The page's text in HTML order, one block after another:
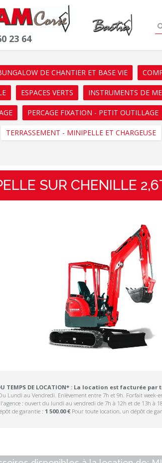
23 64
DE CHANTIER ET BASE VIE
ESPACES VERTS INSTRUMENTS DE
PERCAGE FIXATION - PETIT OUTILLAGE
TERRASSEMENT - MINIPELLE ET CHARGEUSE
SUR CHENILLE
TEMPS DE LOCATION* : La location est facturée par
Lundi au Vendredi. Enlèvement entre 7h et 9h. Forfait
: ouvert du lundi au vendredi de 7h à 12h et de 13h à
de garantie : 1 500.00 € Pour toute location, un dépôt de